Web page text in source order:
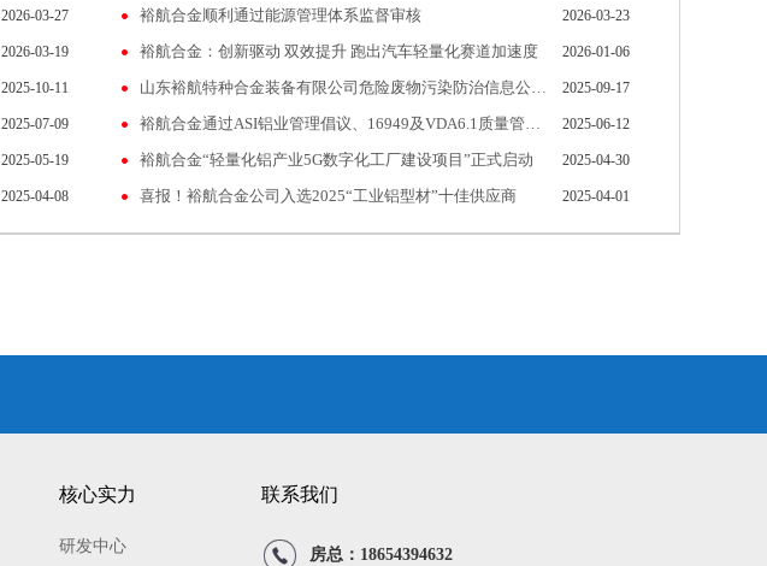
2026-03-27 2026-03-23
裕航合金顺利通过能源管理体系监督审核
2026-03-19 2026-01-06
裕航合金：创新驱动 双效提升 跑出汽车轻量化赛道加速度
2025-10-11 2025-09-17
山东裕航特种合金装备有限公司危险废物污染防治信息公示（2024）
2025-07-09 2025-06-12
裕航合金通过ASI铝业管理倡议、16949及VDA6.1质量管理体系认证审核
2025-05-19 2025-04-30
裕航合金“轻量化铝产业5G数字化工厂建设项目”正式启动
2025-04-08 2025-04-01
喜报！裕航合金公司入选2025“工业铝型材”十佳供应商
核心实力
研发中心
联系我们
房总：18654394632